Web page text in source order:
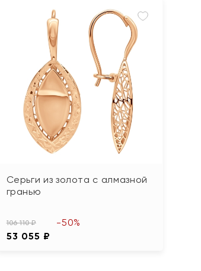
Серьги из золота с алмазной
гранью
106 110 ₽
53 055 ₽
-50%